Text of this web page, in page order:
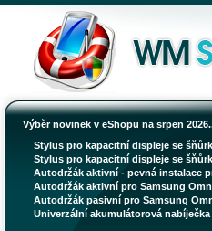
Výběr novinek v eShopu na srpen
Stylus pro kapacitní displeje se
Stylus pro kapacitní displeje se
Autodržák aktivní - pevná instalace
Autodržák aktivní pro Samsung
Autodržák pasivní pro Samsung
Univerzální akumulátorová nabíječka